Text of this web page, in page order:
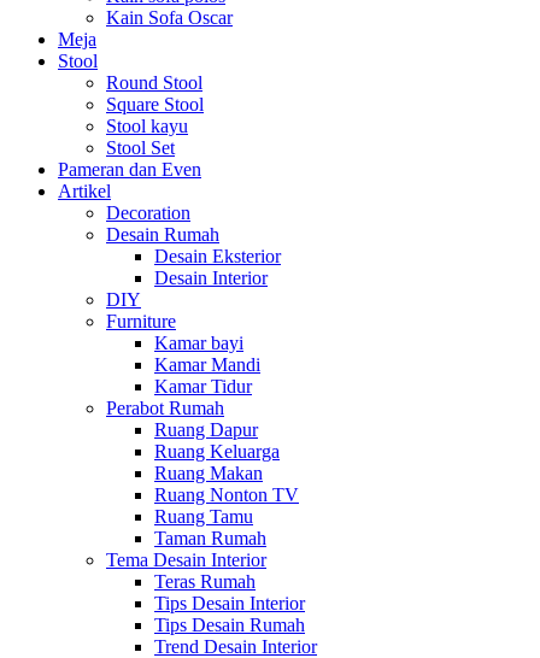
Kain Sofa Oscar
Meja
Stool
Round Stool
Square Stool
Stool kayu
Stool Set
Pameran dan Even
Artikel
Decoration
Desain Rumah
Desain Eksterior
Desain Interior
DIY
Furniture
Kamar bayi
Kamar Mandi
Kamar Tidur
Perabot Rumah
Ruang Dapur
Ruang Keluarga
Ruang Makan
Ruang Nonton TV
Ruang Tamu
Taman Rumah
Tema Desain Interior
Teras Rumah
Tips Desain Interior
Tips Desain Rumah
Trend Desain Interior